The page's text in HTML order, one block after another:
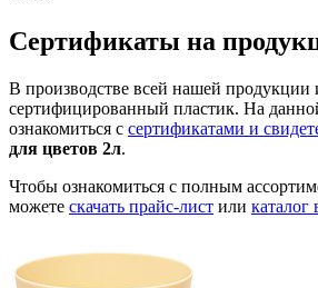
Сертификаты на
В производстве всей нашей продукции
сертифицированный пластик. На
ознакомиться с сертификатами и
для цветов 2л.
Чтобы ознакомиться с полным
можете скачать прайс-лист или каталог